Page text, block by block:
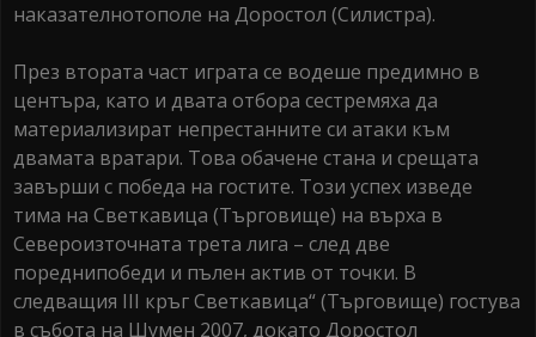
наказателнотополе на Доростол (Силистра).
През втората част играта се водеше предимно в
центъра, като и двата отбора сестремяха да
материализират непрестанните си атаки към
двамата вратари. Това обачене стана и срещата
завърши с победа на гостите. Този успех изведе
тима на Светкавица (Търговище) на върха в
Североизточната трета лига – след две
пореднипобеди и пълен актив от точки. В
следващия III кръг Светкавица“ (Търговище) гостува
в събота на Шумен 2007, докато Доростол